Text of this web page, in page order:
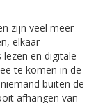
zijn veel meer
elkaar
en digitale
te komen in de
buiten de
afhangen van